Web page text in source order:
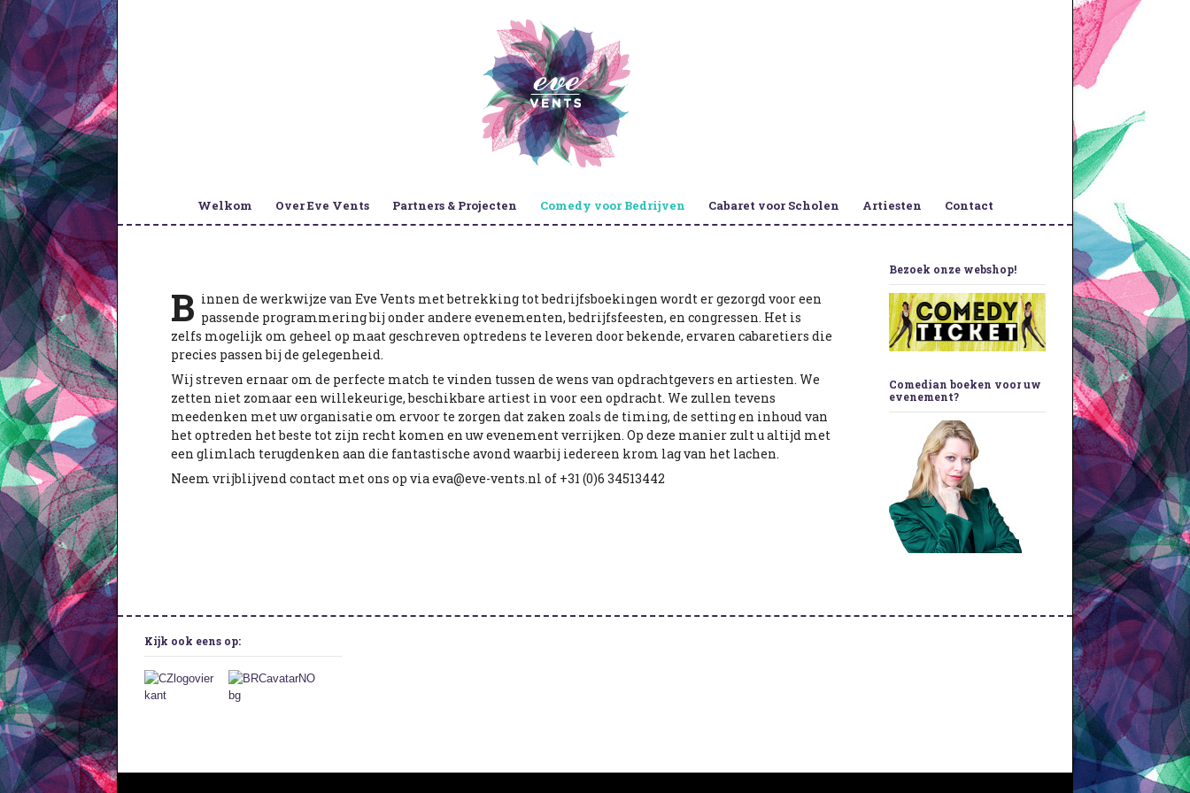
Welkom Over Eve Vents Partners & Projecten Comedy voor Bedrijven Cabaret voor Scholen Artiesten Contact
B innen de werkwijze van Eve Vents met betrekking tot bedrijfsboekingen wordt er gezorgd voor een
passende programmering bij onder andere evenementen, bedrijfsfeesten, en congressen. Het is
zelfs mogelijk om geheel op maat geschreven optredens te leveren door bekende, ervaren cabaretiers die
precies passen bij de gelegenheid.
Wij streven ernaar om de perfecte match te vinden tussen de wens van opdrachtgevers en artiesten. We
zetten niet zomaar een willekeurige, beschikbare artiest in voor een opdracht. We zullen tevens
meedenken met uw organisatie om ervoor te zorgen dat zaken zoals de timing, de setting en inhoud van
het optreden het beste tot zijn recht komen en uw evenement verrijken. Op deze manier zult u altijd met
een glimlach terugdenken aan die fantastische avond waarbij iedereen krom lag van het lachen.
Neem vrijblijvend contact met ons op via eva@eve-vents.nl of +31 (0)6 34513442
Bezoek onze webshop!
Comedian boeken voor uw
evenement?
Kijk ook eens op: